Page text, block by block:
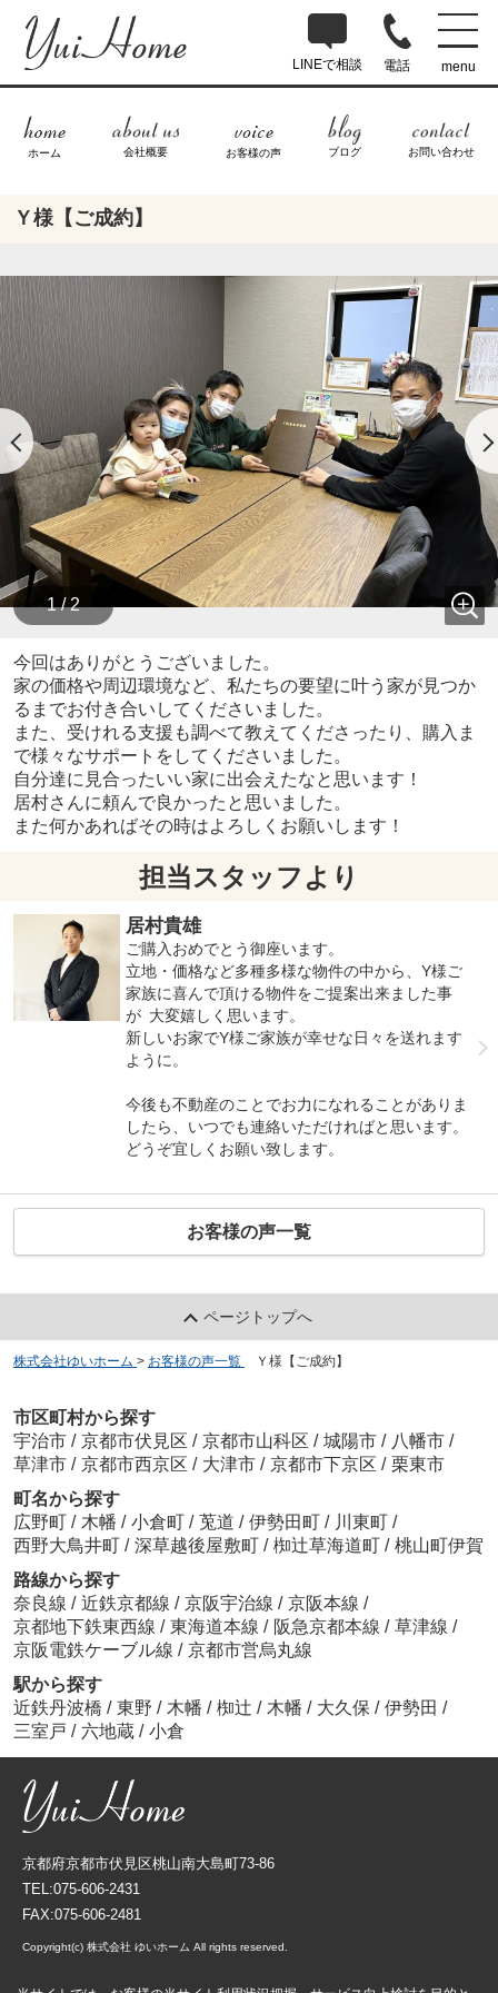
LINEで相談 電話 menu
ホーム 会社概要 お客様の声 ブログ お問い合わせ
Ｙ様【ご成約】
1 / 2
今回はありがとうございました。
家の価格や周辺環境など、私たちの要望に叶う家が見つか
るまでお付き合いしてくださいました。
また、受けれる支援も調べて教えてくださったり、購入ま
で様々なサポートをしてくださいました。
自分達に見合ったいい家に出会えたなと思います！
居村さんに頼んで良かったと思いました。
また何かあればその時はよろしくお願いします！
担当スタッフより
居村貴雄
ご購入おめでとう御座います。
立地・価格など多種多様な物件の中から、Y様ご
家族に喜んで頂ける物件をご提案出来ました事
が 大変嬉しく思います。
新しいお家でY様ご家族が幸せな日々を送れます
ように。
今後も不動産のことでお力になれることがありま
したら、いつでも連絡いただければと思います。
どうぞ宜しくお願い致します。
お客様の声一覧
ページトップへ
株式会社ゆいホーム > お客様の声一覧 Ｙ様【ご成約】
市区町村から探す
宇治市 / 京都市伏見区 / 京都市山科区 / 城陽市 / 八幡市 /
草津市 / 京都市西京区 / 大津市 / 京都市下京区 / 栗東市
町名から探す
広野町 / 木幡 / 小倉町 / 莵道 / 伊勢田町 / 川東町 /
西野大鳥井町 / 深草越後屋敷町 / 椥辻草海道町 / 桃山町伊賀
路線から探す
奈良線 / 近鉄京都線 / 京阪宇治線 / 京阪本線 /
京都地下鉄東西線 / 東海道本線 / 阪急京都本線 / 草津線 /
京阪電鉄ケーブル線 / 京都市営烏丸線
駅から探す
近鉄丹波橋 / 東野 / 木幡 / 椥辻 / 木幡 / 大久保 / 伊勢田 /
三室戸 / 六地蔵 / 小倉
京都府京都市伏見区桃山南大島町73-86
TEL:075-606-2431
FAX:075-606-2481
Copyright(c) 株式会社 ゆいホーム All rights reserved.